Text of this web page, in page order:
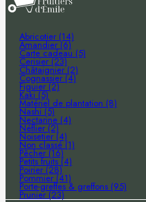
Abricotier (14)
Amandier (6)
Carte cadeau (5)
Cerisier (23)
Châtaignier (2)
Cognassier (4)
Figuier (2)
Kaki (5)
Matériel de plantation (8)
Nashi (5)
Nectarine (4)
Néflier (2)
Noisetier (4)
Non classé (1)
Pêcher (16)
Petits fruits (4)
Poirier (28)
Pommier (41)
Porte-greffes & greffons (95)
Prunier (23)